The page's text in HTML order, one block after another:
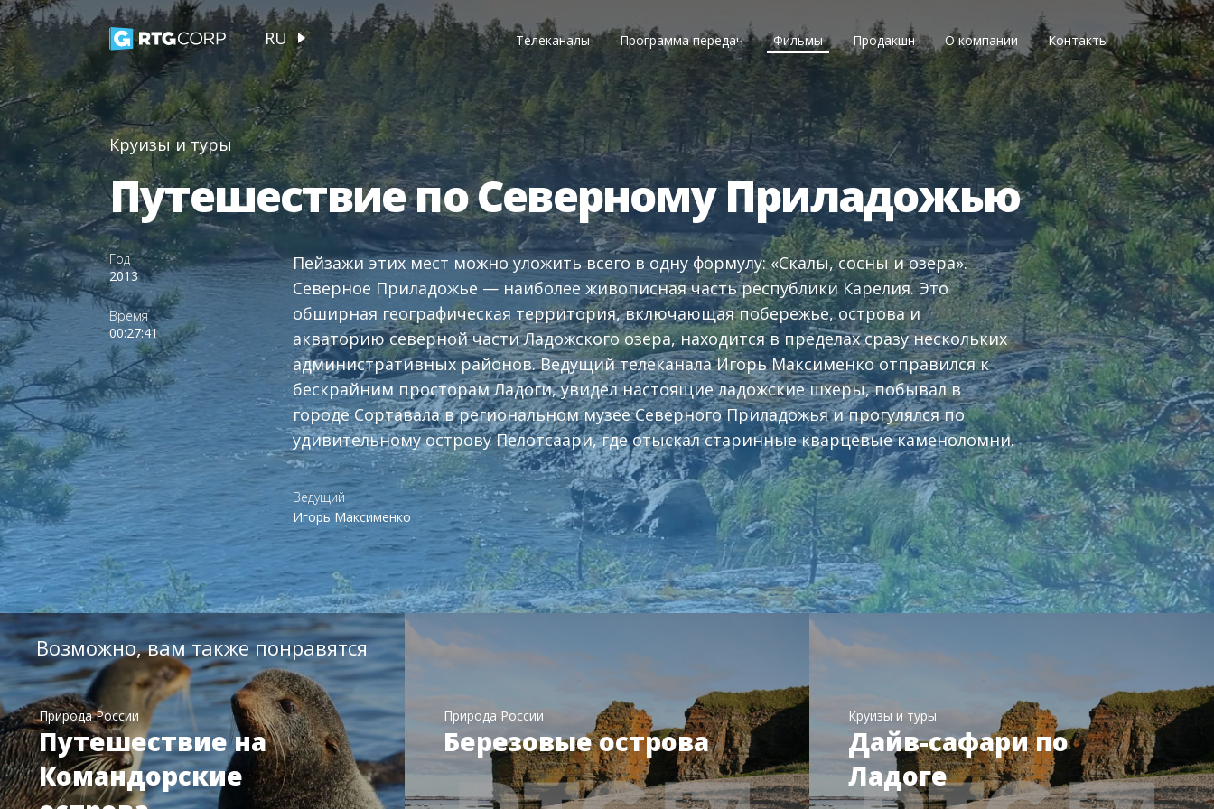
RU Телеканалы Программа передач Фильмы Продакшн О компании Контакты
Круизы и туры
Путешествие по Северному Приладожью
Год
2013
Время
00:27:41
Пейзажи этих мест можно уложить всего в одну формулу: «Скалы, сосны и озера».
Северное Приладожье — наиболее живописная часть республики Карелия. Это
обширная географическая территория, включающая побережье, острова и
акваторию северной части Ладожского озера, находится в пределах сразу нескольких
административных районов. Ведущий телеканала Игорь Максименко отправился к
бескрайним просторам Ладоги, увидел настоящие ладожские шхеры, побывал в
городе Сортавала в региональном музее Северного Приладожья и прогулялся по
удивительному острову Пелотсаари, где отыскал старинные кварцевые каменоломни.
Ведущий
Игорь Максименко
Возможно, вам также понравятся
Природа России
Путешествие на
Командорские
Природа России
Березовые острова
Круизы и туры
Дайв-сафари по
Ладоге